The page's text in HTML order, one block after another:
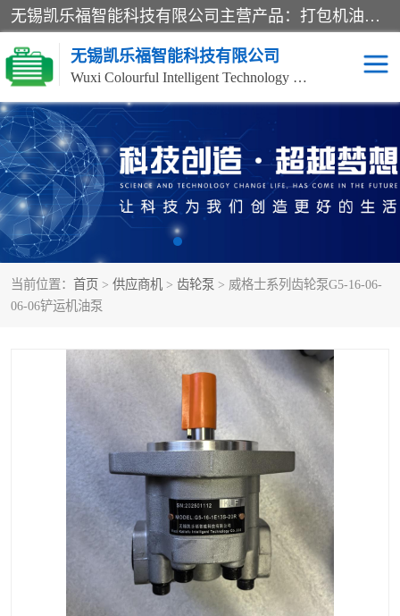
无锡凯乐福智能科技有限公司主营产品：打包机油泵、风冷式油冷却器、液压阀、液压泵、冷却器、过滤器及气动元器件。公司主导生产齿轮泵、齿轮马达、液压阀等产品。共计100多个系列、3000余种规格。覆盖了液压系统的动力元件、控制元件和执行元件，具备较强的成套供货、服务能力。
无锡凯乐福智能科技有限公司
Wuxi Colourful Intelligent Technology Co., Ltd
当前位置： 首页 > 供应商机 > 齿轮泵 > 威格士系列齿轮泵G5-16-06-
06-06铲运机油泵
齿轮泵 机床冷却泵
风冷式油冷却器 叶片泵
液压马达
柱塞泵 方向阀
高压球阀 电机
列管式油冷却器